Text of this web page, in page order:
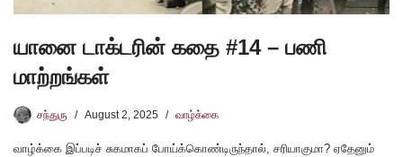
யானை டாக்டரின் கதை #14 – பணி
மாற்றங்கள்
சந்துரு August 2, 2025 வாழ்க்கை
வாழ்க்கை இப்படிச் சுகமாகப் போய்க்கொண்டிருந்தால், சரியாகுமா? ஏதேனும்